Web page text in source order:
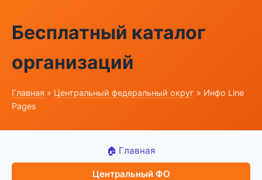
Бесплатный каталог
организаций
Главная » Центральный федеральный округ » Инфо Line
Pages
🏠 Главная
Центральный ФО